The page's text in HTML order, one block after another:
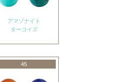
アマゾナイト
ターコイズ
45